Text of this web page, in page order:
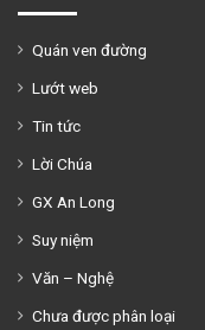
Quán ven đường
Lướt web
Tin tức
Lời Chúa
GX An Long
Suy niệm
Văn – Nghệ
Chưa được phân loại